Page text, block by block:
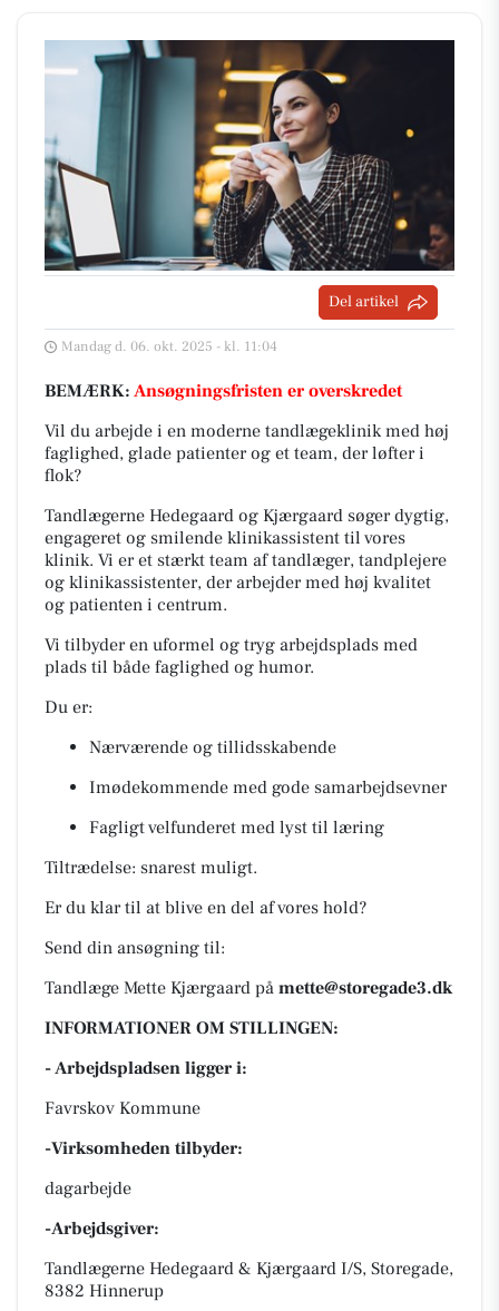
Del artikel
Mandag d. 06. okt. 2025 - kl. 11:04
BEMÆRK: Ansøgningsfristen er overskredet
Vil du arbejde i en moderne tandlægeklinik med høj
faglighed, glade patienter og et team, der løfter i
flok?
Tandlægerne Hedegaard og Kjærgaard søger dygtig,
engageret og smilende klinikassistent til vores
klinik. Vi er et stærkt team af tandlæger, tandplejere
og klinikassistenter, der arbejder med høj kvalitet
og patienten i centrum.
Vi tilbyder en uformel og tryg arbejdsplads med
plads til både faglighed og humor.
Du er:
Nærværende og tillidsskabende
Imødekommende med gode samarbejdsevner
Fagligt velfunderet med lyst til læring
Tiltrædelse: snarest muligt.
Er du klar til at blive en del af vores hold?
Send din ansøgning til:
Tandlæge Mette Kjærgaard på mette@storegade3.dk
INFORMATIONER OM STILLINGEN:
- Arbejdspladsen ligger i:
Favrskov Kommune
-Virksomheden tilbyder:
dagarbejde
-Arbejdsgiver:
Tandlægerne Hedegaard & Kjærgaard I/S, Storegade,
8382 Hinnerup